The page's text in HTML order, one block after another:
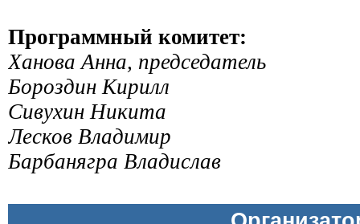
Программный комитет:
Ханова Анна, председатель
Бороздин Кирилл
Сивухин Никита
Лесков Владимир
Барбанягра Владислав